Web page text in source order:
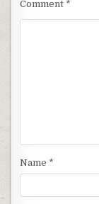
Comment *
Name *